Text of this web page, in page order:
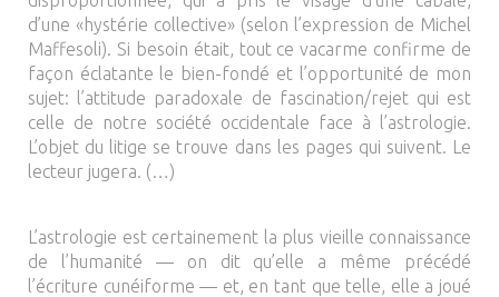
d’une «hystérie collective» (selon l’expression de Michel
Maffesoli). Si besoin était, tout ce vacarme confirme de
façon éclatante le bien-fondé et l’opportunité de mon
sujet: l’attitude paradoxale de fascination/rejet qui est
celle de notre société occidentale face à l’astrologie.
L’objet du litige se trouve dans les pages qui suivent. Le
lecteur jugera. (…)
L’astrologie est certainement la plus vieille connaissance
de l’humanité — on dit qu’elle a même précédé
l’écriture cunéiforme — et, en tant que telle, elle a joué